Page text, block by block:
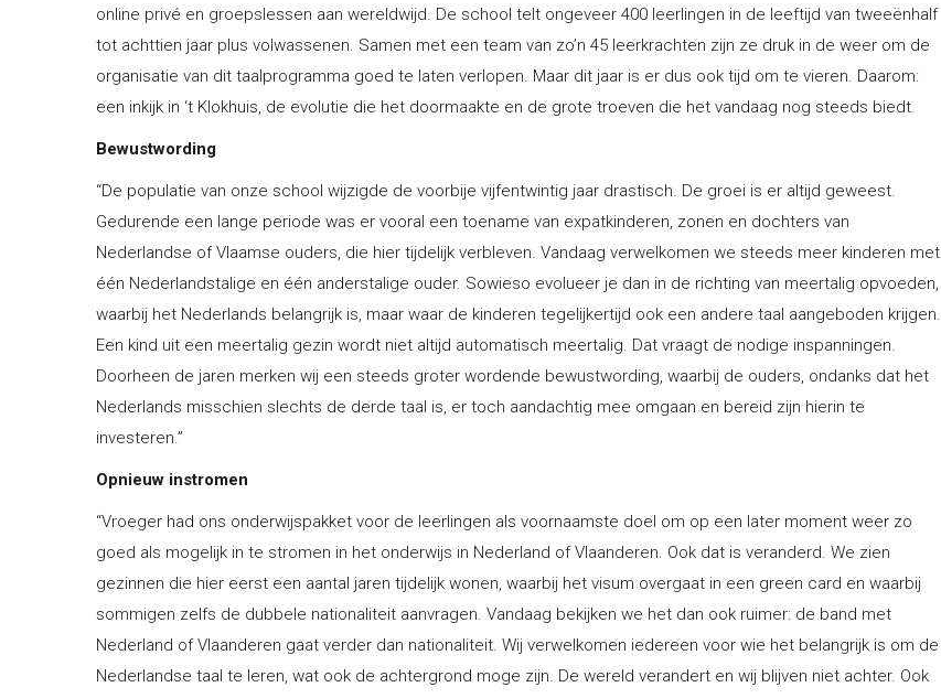
online privé en groepslessen aan wereldwijd. De school telt ongeveer 400 leerlingen in de leeftijd van tweeënhalf
tot achttien jaar plus volwassenen. Samen met een team van zo’n 45 leerkrachten zijn ze druk in de weer om de
organisatie van dit taalprogramma goed te laten verlopen. Maar dit jaar is er dus ook tijd om te vieren. Daarom:
een inkijk in ‘t Klokhuis, de evolutie die het doormaakte en de grote troeven die het vandaag nog steeds biedt.
Bewustwording
“De populatie van onze school wijzigde de voorbije vijfentwintig jaar drastisch. De groei is er altijd geweest.
Gedurende een lange periode was er vooral een toename van expatkinderen, zonen en dochters van
Nederlandse of Vlaamse ouders, die hier tijdelijk verbleven. Vandaag verwelkomen we steeds meer kinderen met
één Nederlandstalige en één anderstalige ouder. Sowieso evolueer je dan in de richting van meertalig opvoeden,
waarbij het Nederlands belangrijk is, maar waar de kinderen tegelijkertijd ook een andere taal aangeboden krijgen.
Een kind uit een meertalig gezin wordt niet altijd automatisch meertalig. Dat vraagt de nodige inspanningen.
Doorheen de jaren merken wij een steeds groter wordende bewustwording, waarbij de ouders, ondanks dat het
Nederlands misschien slechts de derde taal is, er toch aandachtig mee omgaan en bereid zijn hierin te
investeren.”
Opnieuw instromen
“Vroeger had ons onderwijspakket voor de leerlingen als voornaamste doel om op een later moment weer zo
goed als mogelijk in te stromen in het onderwijs in Nederland of Vlaanderen. Ook dat is veranderd. We zien
gezinnen die hier eerst een aantal jaren tijdelijk wonen, waarbij het visum overgaat in een green card en waarbij
sommigen zelfs de dubbele nationaliteit aanvragen. Vandaag bekijken we het dan ook ruimer: de band met
Nederland of Vlaanderen gaat verder dan nationaliteit. Wij verwelkomen iedereen voor wie het belangrijk is om de
Nederlandse taal te leren, wat ook de achtergrond moge zijn. De wereld verandert en wij blijven niet achter. Ook